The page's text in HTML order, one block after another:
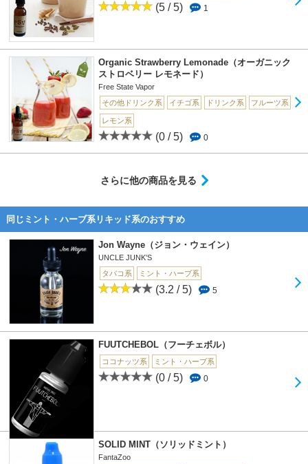
(5 / 5) 1
Organic Strawberry Lemonade（オーガニック
ストロベリー レモネード）
Free State Vapor
その他ドリンク系
イチゴ系 ドリンク系 フルーツ系
レモン系
(0 / 5) 0
さらに他の商品を見る
同じミント・ハーブ系リキッド系のおすすめ
Jon Wayne（ジョン・ウェイン）
UNCLE JUNK'S
タバコ系
ミント・ハーブ系
(3.2 / 5) 5
FUUTCHEBOL（フーチェボル）
ココナッツ系 ミント・ハーブ系
(0 / 5) 0
SOLID MINT（ソリッドミント）
FantaZoo